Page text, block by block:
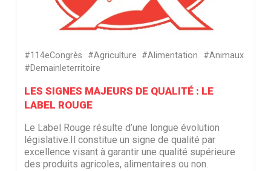
#114eCongrès #Agriculture #Alimentation
#Animaux
#Demainleterritoire
LES SIGNES MAJEURS DE QUALITÉ : LE
LABEL ROUGE
Le Label Rouge résulte d’une longue évolution
législative.Il constitue un signe de qualité par
excellence visant à garantir une qualité supérieure
des produits agricoles, alimentaires ou non.